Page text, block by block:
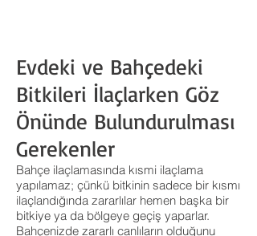
Evdeki ve Bahçedeki
Bitkileri İlaçlarken Göz
Önünde Bulundurulması
Gerekenler
Bahçe ilaçlamasında kısmi ilaçlama
yapılamaz; çünkü bitkinin sadece bir kısmı
ilaçlandığında zararlılar hemen başka bir
bitkiye ya da bölgeye geçiş yaparlar.
Bahçenizde zararlı canlıların olduğunu